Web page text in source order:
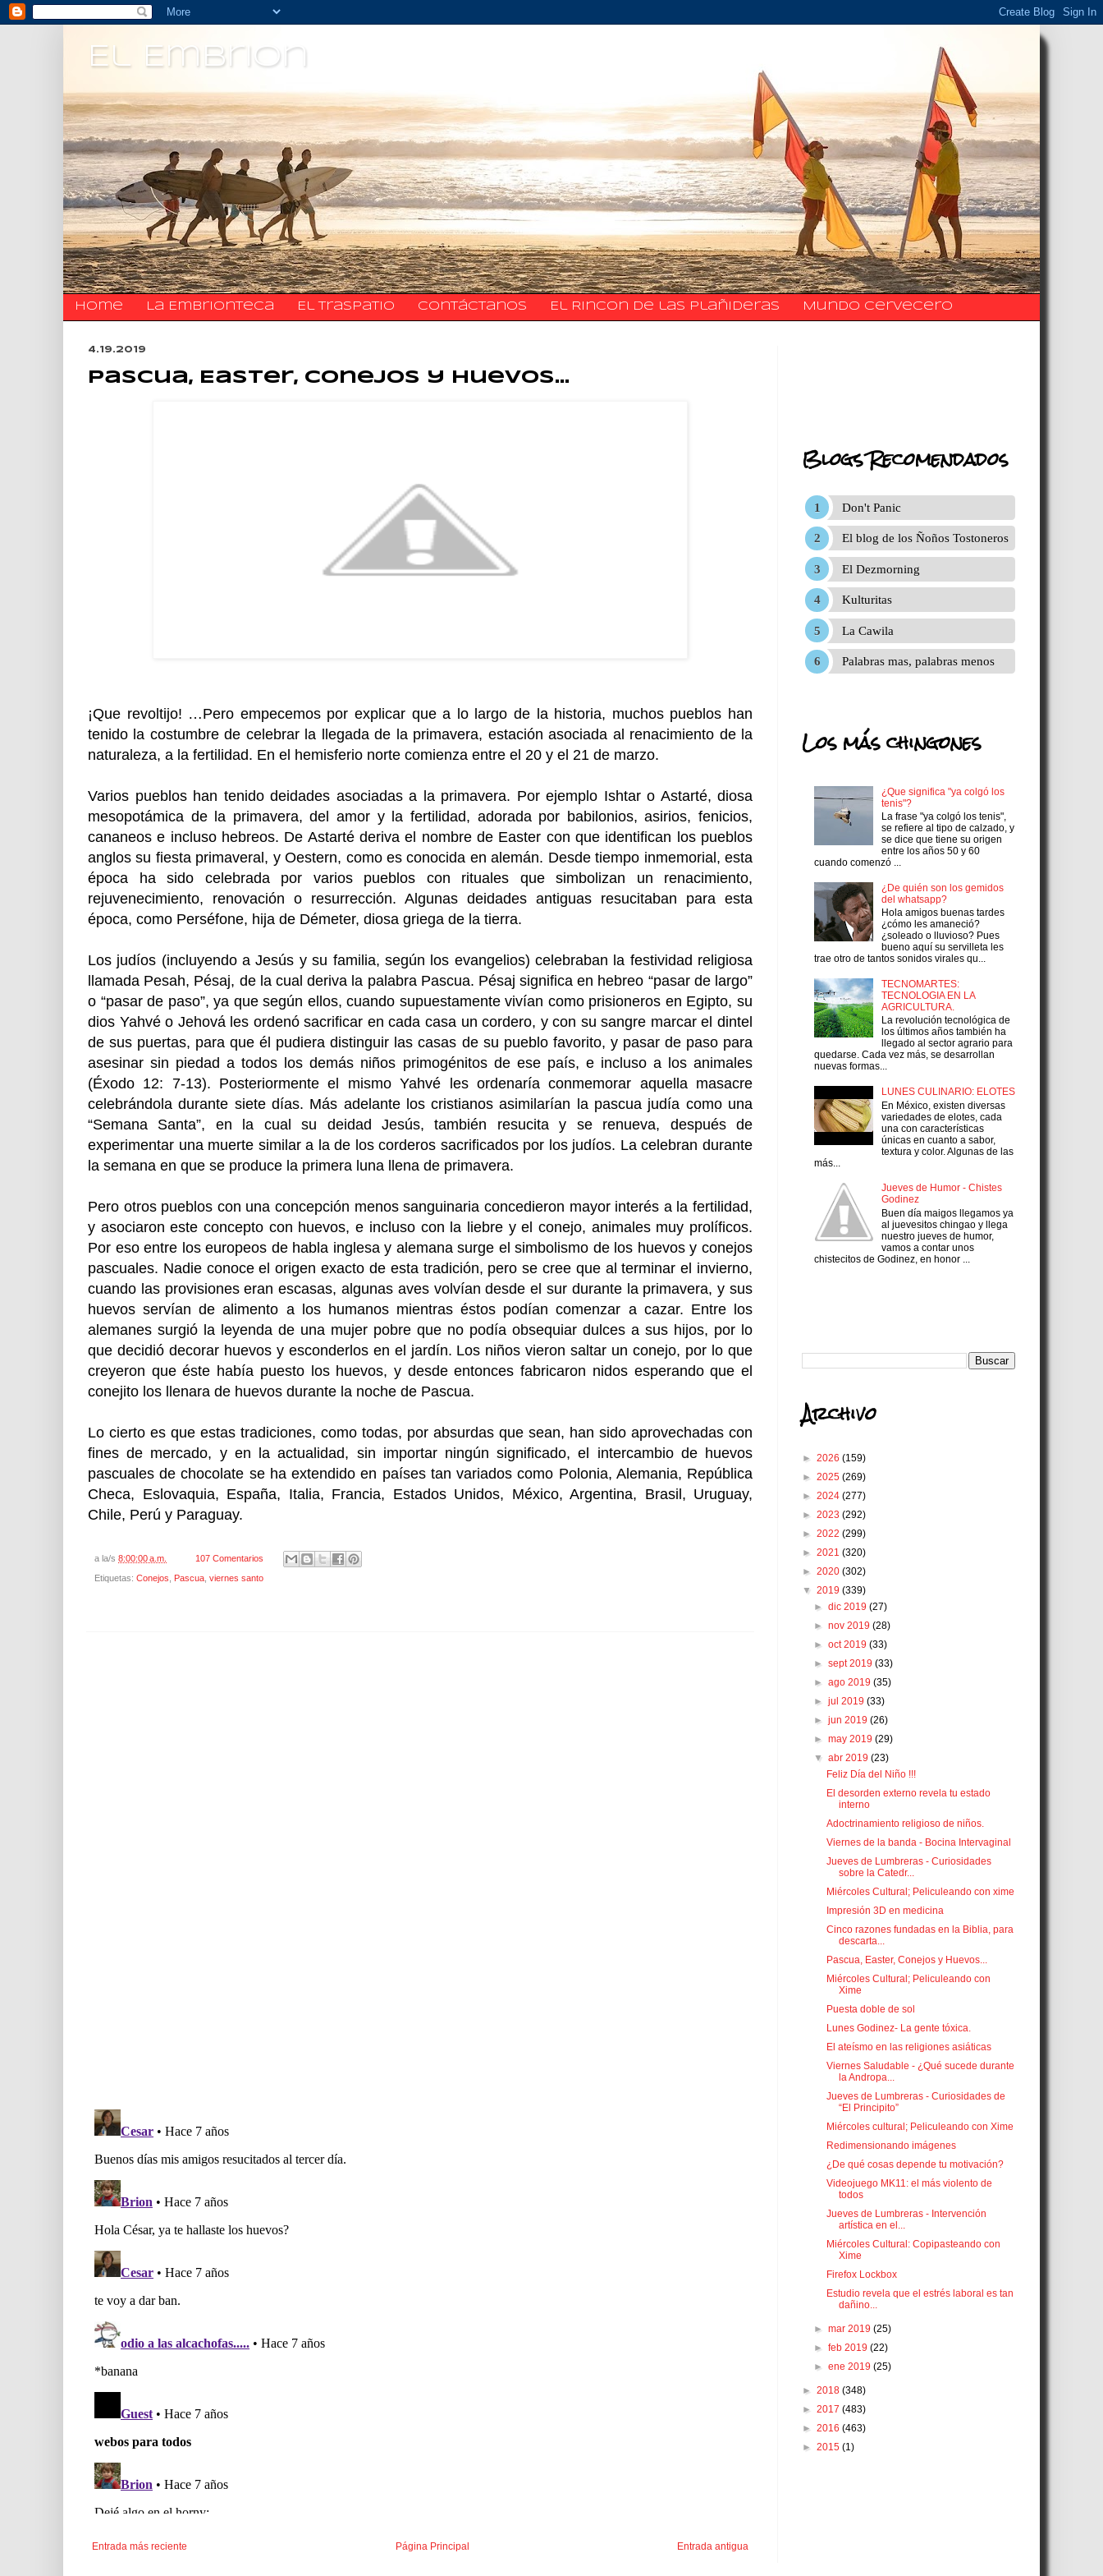
El Embrion
Home La Embrionteca El traspatio ​​​​​​​​​Contáctanos El Rincon de las Plañideras Mundo Cervecero
4.19.2019
Pascua, Easter, Conejos y Huevos...
¡Que revoltijo! …Pero empecemos por explicar que a lo largo de la historia, muchos pueblos han
tenido la costumbre de celebrar la llegada de la primavera, estación asociada al renacimiento de la
naturaleza, a la fertilidad. En el hemisferio norte comienza entre el 20 y el 21 de marzo.
Varios pueblos han tenido deidades asociadas a la primavera. Por ejemplo Ishtar o Astarté, diosa
mesopotámica de la primavera, del amor y la fertilidad, adorada por babilonios, asirios, fenicios,
cananeos e incluso hebreos. De Astarté deriva el nombre de Easter con que identifican los pueblos
anglos su fiesta primaveral, y Oestern, como es conocida en alemán. Desde tiempo inmemorial, esta
época ha sido celebrada por varios pueblos con rituales que simbolizan un renacimiento,
rejuvenecimiento, renovación o resurrección. Algunas deidades antiguas resucitaban para esta
época, como Perséfone, hija de Démeter, diosa griega de la tierra.
Los judíos (incluyendo a Jesús y su familia, según los evangelios) celebraban la festividad religiosa
llamada Pesah, Pésaj, de la cual deriva la palabra Pascua. Pésaj significa en hebreo “pasar de largo”
o “pasar de paso”, ya que según ellos, cuando supuestamente vivían como prisioneros en Egipto, su
dios Yahvé o Jehová les ordenó sacrificar en cada casa un cordero, y con su sangre marcar el dintel
de sus puertas, para que él pudiera distinguir las casas de su pueblo favorito, y pasar de paso para
asesinar sin piedad a todos los demás niños primogénitos de ese país, e incluso a los animales
(Éxodo 12: 7-13). Posteriormente el mismo Yahvé les ordenaría conmemorar aquella masacre
celebrándola durante siete días. Más adelante los cristianos asimilarían la pascua judía como una
“Semana Santa”, en la cual su deidad Jesús, también resucita y se renueva, después de
experimentar una muerte similar a la de los corderos sacrificados por los judíos. La celebran durante
la semana en que se produce la primera luna llena de primavera.
Pero otros pueblos con una concepción menos sanguinaria concedieron mayor interés a la fertilidad,
y asociaron este concepto con huevos, e incluso con la liebre y el conejo, animales muy prolíficos.
Por eso entre los europeos de habla inglesa y alemana surge el simbolismo de los huevos y conejos
pascuales. Nadie conoce el origen exacto de esta tradición, pero se cree que al terminar el invierno,
cuando las provisiones eran escasas, algunas aves volvían desde el sur durante la primavera, y sus
huevos servían de alimento a los humanos mientras éstos podían comenzar a cazar. Entre los
alemanes surgió la leyenda de una mujer pobre que no podía obsequiar dulces a sus hijos, por lo
que decidió decorar huevos y esconderlos en el jardín. Los niños vieron saltar un conejo, por lo que
creyeron que éste había puesto los huevos, y desde entonces fabricaron nidos esperando que el
conejito los llenara de huevos durante la noche de Pascua.
Lo cierto es que estas tradiciones, como todas, por absurdas que sean, han sido aprovechadas con
fines de mercado, y en la actualidad, sin importar ningún significado, el intercambio de huevos
pascuales de chocolate se ha extendido en países tan variados como Polonia, Alemania, República
Checa, Eslovaquia, España, Italia, Francia, Estados Unidos, México, Argentina, Brasil, Uruguay,
Chile, Perú y Paraguay.
a la/s 8:00:00 a.m. 107 Comentarios
Etiquetas: Conejos Pascua viernes santo
Entrada más reciente Entrada antigua
Página Principal
Blogs Recomendados
Don't Panic
El blog de los Ñoños Tostoneros
El Dezmorning
Kulturitas
La Cawila
Palabras mas, palabras menos
Los más chingones
¿Que significa "ya colgó los
tenis"?
La frase "ya colgó los tenis",
se refiere al tipo de calzado, y
se dice que tiene su origen
entre los años 50 y 60
cuando comenzó ...
¿De quién son los gemidos
del whatsapp?
Hola amigos buenas tardes
¿cómo les amaneció?
¿soleado o lluvioso? Pues
bueno aquí su servilleta les
trae otro de tantos sonidos virales qu...
TECNOMARTES:
TECNOLOGIA EN LA
AGRICULTURA.
La revolución tecnológica de
los últimos años también ha
llegado al sector agrario para
quedarse. Cada vez más, se desarrollan
nuevas formas...
LUNES CULINARIO: ELOTES
En México, existen diversas
variedades de elotes, cada
una con características
únicas en cuanto a sabor,
textura y color. Algunas de las
más...
Jueves de Humor - Chistes
Godinez
Buen día maigos llegamos ya
al juevesitos chingao y llega
nuestro jueves de humor,
vamos a contar unos
chistecitos de Godinez, en honor ...
Archivo
► 2026 (159)
► 2025 (269)
► 2024 (277)
► 2023 (292)
► 2022 (299)
► 2021 (320)
► 2020 (302)
▼ 2019 (339)
►dic 2019(27)
►nov 2019(28)
►oct 2019(33)
►sept 2019(33)
►ago 2019(35)
►jul 2019(33)
►jun 2019(26)
►may 2019(29)
▼abr 2019(23)
Feliz Día del Niño !!!
El desorden externo revela tu estado
interno
Adoctrinamiento religioso de niños.
Viernes de la banda - Bocina Intervaginal
Jueves de Lumbreras - Curiosidades
sobre la Catedr...
Miércoles Cultural; Peliculeando con xime
Impresión 3D en medicina
Cinco razones fundadas en la Biblia, para
descarta...
Pascua, Easter, Conejos y Huevos...
Miércoles Cultural; Peliculeando con
Xime
Puesta doble de sol
Lunes Godinez- La gente tóxica.
El ateísmo en las religiones asiáticas
Viernes Saludable - ¿Qué sucede durante
la Andropa...
Jueves de Lumbreras - Curiosidades de
“El Principito”
Miércoles cultural; Peliculeando con Xime
Redimensionando imágenes
¿De qué cosas depende tu motivación?
Videojuego MK11: el más violento de
todos
Jueves de Lumbreras - Intervención
artística en el...
Miércoles Cultural: Copipasteando con
Xime
Firefox Lockbox
Estudio revela que el estrés laboral es tan
dañino...
►mar 2019(25)
►feb 2019(22)
►ene 2019(25)
► 2018 (348)
► 2017 (483)
► 2016 (463)
► 2015 (1)